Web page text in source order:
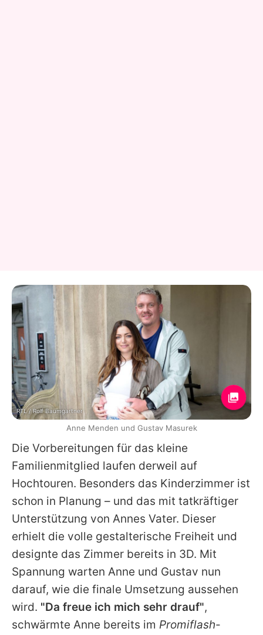
Die Vorbereitungen für das kleine
Familienmitglied laufen derweil auf
Hochtouren. Besonders das Kinderzimmer ist
schon in Planung – und das mit tatkräftiger
Unterstützung von Annes Vater. Dieser
erhielt die volle gestalterische Freiheit und
designte das Zimmer bereits in 3D. Mit
Spannung warten Anne und Gustav nun
darauf, wie die finale Umsetzung aussehen
wird. "Da freue ich mich sehr drauf",
schwärmte Anne bereits im Promiflash-
RTL / Rolf Baumgartner
Anne Menden und Gustav Masurek